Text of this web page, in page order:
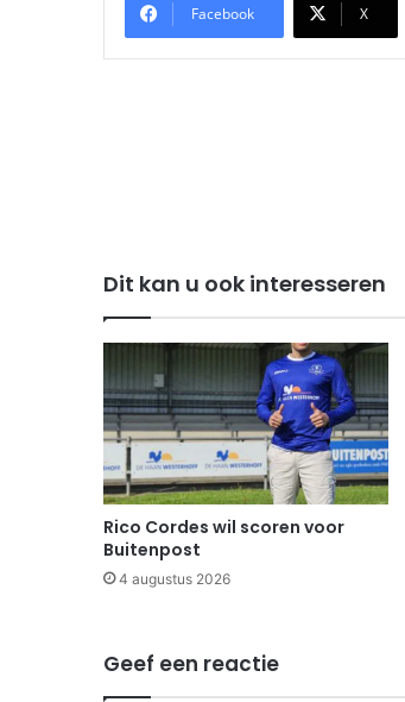
Facebook X
Dit kan u ook interesseren
Rico Cordes wil scoren voor
Buitenpost
4 augustus 2026
Geef een reactie